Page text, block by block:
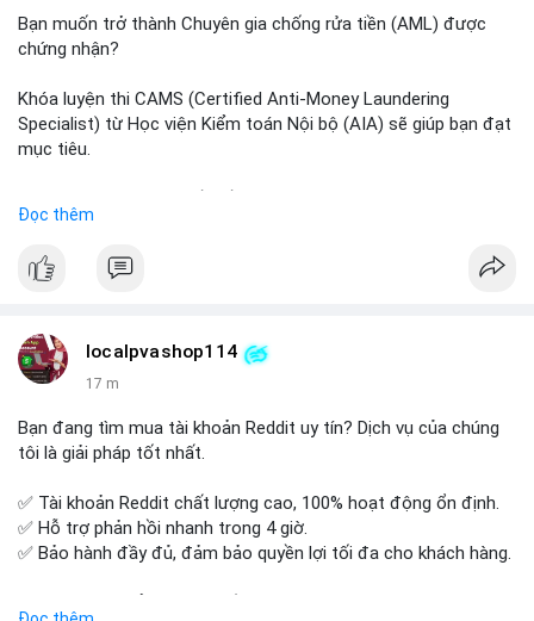
Bạn muốn trở thành Chuyên gia chống rửa tiền (AML) được
chứng nhận?
Khóa luyện thi CAMS (Certified Anti-Money Laundering
Specialist) từ Học viện Kiểm toán Nội bộ (AIA) sẽ giúp bạn đạt
mục tiêu.
gồm tài liệu toàn diện, câu hỏi thực hành, bài thi thử sát thực
Đăng ký ngay hôm nay để nâng cao năng lực và mở rộng cơ
Đọc thêm
localpvashop114
17 m
Bạn đang tìm mua tài khoản Reddit uy tín? Dịch vụ của chúng
tôi là giải pháp tốt nhất.
✅ Tài khoản Reddit chất lượng cao, 100% hoạt động ổn định.
✅ Hỗ trợ phản hồi nhanh trong 4 giờ.
✅ Bảo hành đầy đủ, đảm bảo quyền lợi tối đa cho khách hàng.